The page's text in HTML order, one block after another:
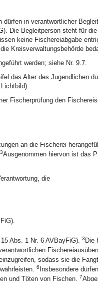
in verantwortlicher
Die Begleitperson steht für
keine Fischereiabgabe
Kreisverwaltungsbehörde
werden; siehe Nr. 9.7.
das Alter des Jugendlichen
Fischerprüfung den
an die Fischerei
3Ausgenommen hiervon ist das
die
Abs. 1 Nr. 6 AVBayFiG). 3 Die
sodass sie die
6 Insbesondere
und Töten von Fischen. 7